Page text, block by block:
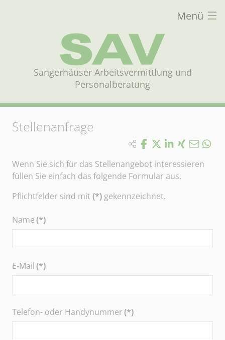
Menü
Sangerhäuser Arbeitsvermittlung und
Personalberatung
Stellenanfrage
Wenn Sie sich für das Stellenangebot interessieren
füllen Sie einfach das folgende Formular aus.
Pflichtfelder sind mit (*) gekennzeichnet.
Name(*)
E-Mail(*)
Telefon- oder Handynummer(*)